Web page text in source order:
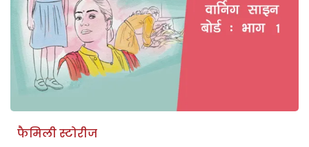
फैमिली स्टोरीज